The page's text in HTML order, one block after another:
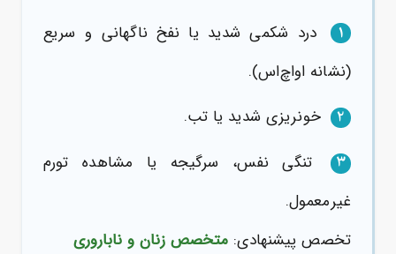
1
درد شکمی شدید یا نفخ ناگهانی و سریع
(نشانه او‌اچ‌اس).
2 خونریزی شدید یا تب.
3
تنگی نفس، سرگیجه یا مشاهده تورم
غیرمعمول.
تخصص پیشنهادی: متخصص زنان و ناباروری